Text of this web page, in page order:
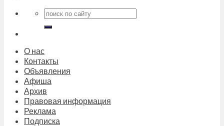
О нас
Контакты
Объявления
Афиша
Архив
Правовая информация
Реклама
Подписка